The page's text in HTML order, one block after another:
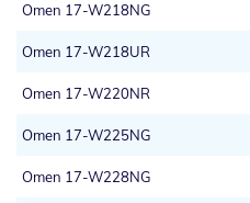
Omen 17-W218NG
Omen 17-W218UR
Omen 17-W220NR
Omen 17-W225NG
Omen 17-W228NG